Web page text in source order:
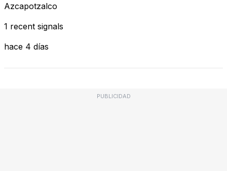
Azcapotzalco
1 recent signals
hace 4 días
PUBLICIDAD